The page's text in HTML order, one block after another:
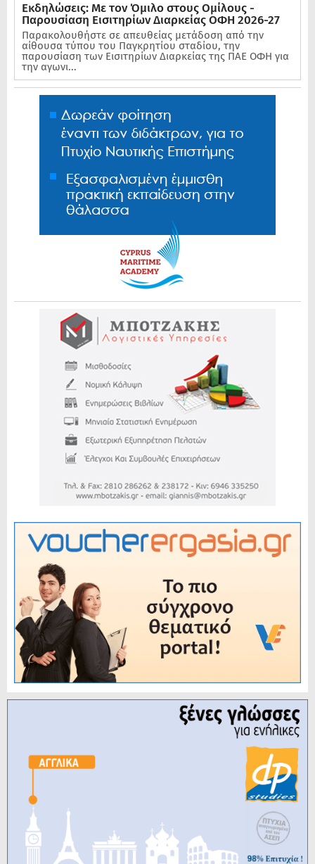
Εκδηλώσεις: Με τον Όμιλο στους Ομίλους -
Παρουσίαση Εισιτηρίων Διαρκείας ΟΦΗ 2026-27
Παρακολουθήστε σε απευθείας μετάδοση από την
αίθουσα τύπου του Παγκρητίου σταδίου, την
παρουσίαση των Εισιτηρίων Διαρκείας της ΠΑΕ ΟΦΗ για
την αγωνι...